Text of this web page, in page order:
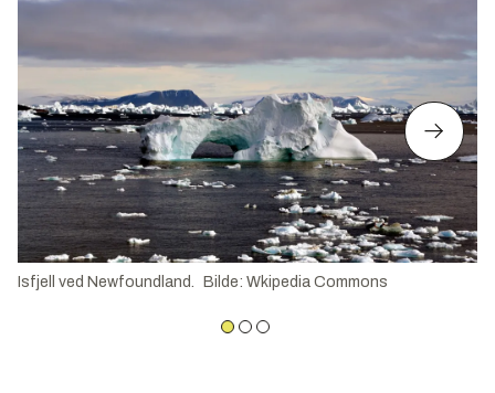
Isfjell ved Newfoundland. Bilde: Wkipedia Commons